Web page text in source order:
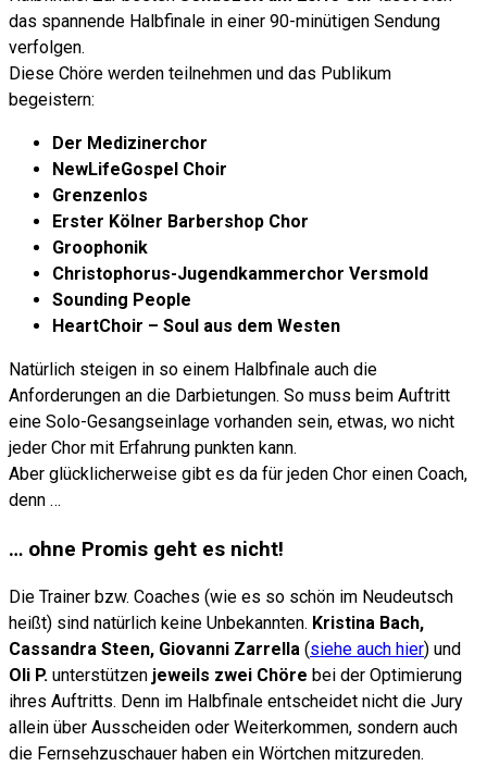
das spannende Halbfinale in einer 90-minütigen Sendung
verfolgen.
Diese Chöre werden teilnehmen und das Publikum
begeistern:
Der Medizinerchor
NewLifeGospel Choir
Grenzenlos
Erster Kölner Barbershop Chor
Groophonik
Christophorus-Jugendkammerchor Versmold
Sounding People
HeartChoir – Soul aus dem Westen
Natürlich steigen in so einem Halbfinale auch die
Anforderungen an die Darbietungen. So muss beim Auftritt
eine Solo-Gesangseinlage vorhanden sein, etwas, wo nicht
jeder Chor mit Erfahrung punkten kann.
Aber glücklicherweise gibt es da für jeden Chor einen Coach,
denn …
… ohne Promis geht es nicht!
Die Trainer bzw. Coaches (wie es so schön im Neudeutsch
heißt) sind natürlich keine Unbekannten. Kristina Bach,
Cassandra Steen, Giovanni Zarrella (siehe auch hier) und
Oli P. unterstützen jeweils zwei Chöre bei der Optimierung
ihres Auftritts. Denn im Halbfinale entscheidet nicht die Jury
allein über Ausscheiden oder Weiterkommen, sondern auch
die Fernsehzuschauer haben ein Wörtchen mitzureden.